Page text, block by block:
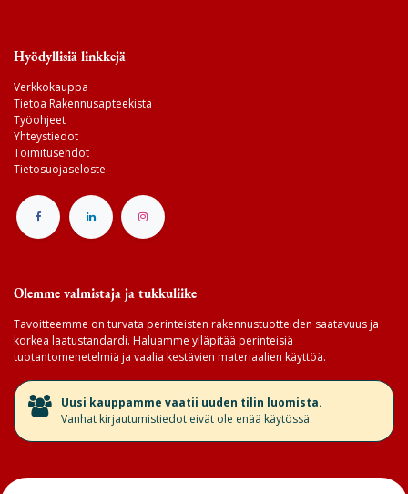
Hyödyllisiä linkkejä
Verkkokauppa
Tietoa Rakennusapteekista
Työohjeet
Yhteystiedot
Toimitusehdot
Tietosuojaseloste
Olemme valmistaja ja tukkuliike
Tavoitteemme on turvata perinteisten rakennustuotteiden saatavuus ja
korkea laatustandardi. Haluamme ylläpitää perinteisiä
tuotantomenetelmiä ja vaalia kestävien materiaalien käyttöä.
​Uusi kauppamme vaatii uuden tilin luomista.
Vanhat kirjautumistiedot eivät ole enää käytössä.